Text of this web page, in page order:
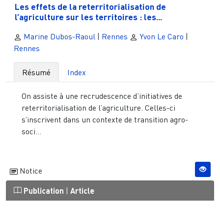
Les effets de la reterritorialisation de
l’agriculture sur les territoires : les...
Marine Dubos-Raoul | Rennes Yvon Le Caro |
Rennes
Résumé Index
On assiste à une recrudescence d’initiatives de
reterritorialisation de l’agriculture. Celles-ci
s’inscrivent dans un contexte de transition agro-
soci...
Notice
Publication | Article